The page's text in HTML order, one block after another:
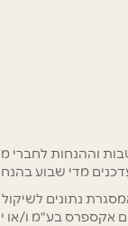
מדי שבוע
נתונים
אקספרס בע"מ ו/או